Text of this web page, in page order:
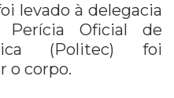
levado à delegacia
Oficial de
(Politec) foi
o corpo.